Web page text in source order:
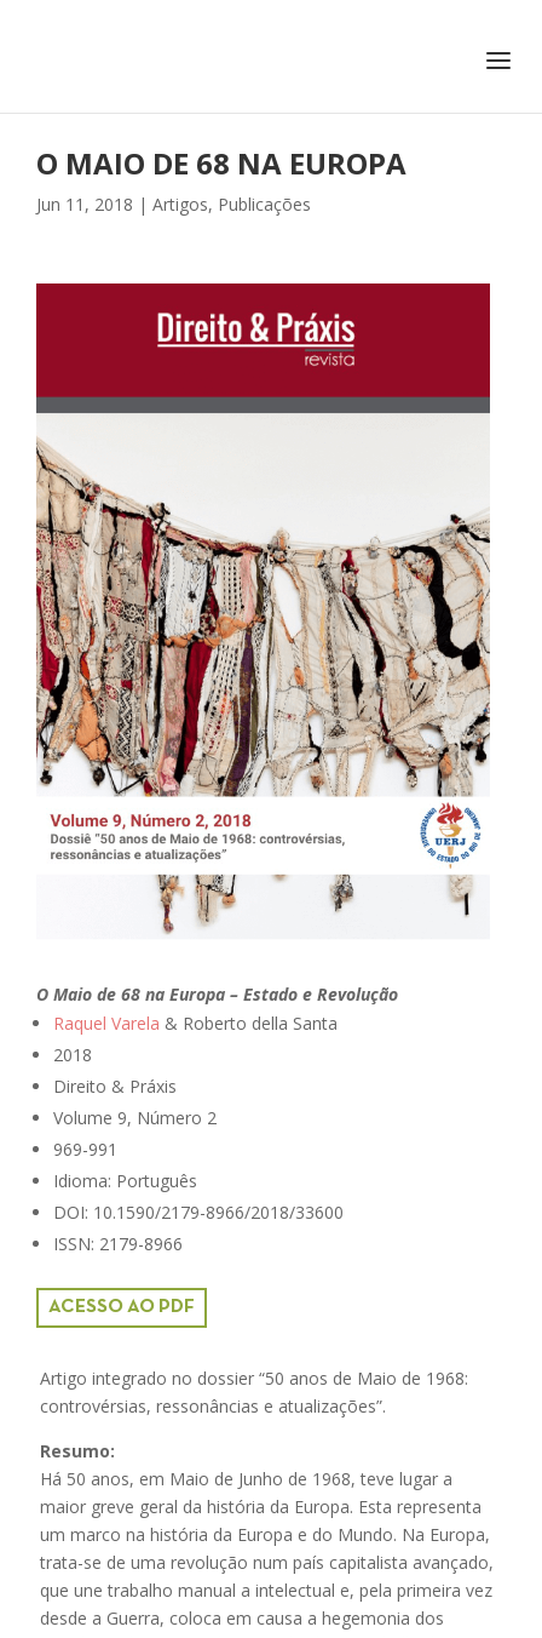
O MAIO DE 68 NA EUROPA
Jun 11, 2018 | Artigos, Publicações
O Maio de 68 na Europa – Estado e Revolução
Raquel Varela & Roberto della Santa
2018
Direito & Práxis
Volume 9, Número 2
969-991
Idioma: Português
DOI: 10.1590/2179-8966/2018/33600
ISSN: 2179-8966
ACESSO AO PDF
Artigo integrado no dossier “50 anos de Maio de 1968:
controvérsias, ressonâncias e atualizações”.
Resumo:
Há 50 anos, em Maio de Junho de 1968, teve lugar a
maior greve geral da história da Europa. Esta representa
um marco na história da Europa e do Mundo. Na Europa,
trata-se de uma revolução num país capitalista avançado,
que une trabalho manual a intelectual e, pela primeira vez
desde a Guerra, coloca em causa a hegemonia dos